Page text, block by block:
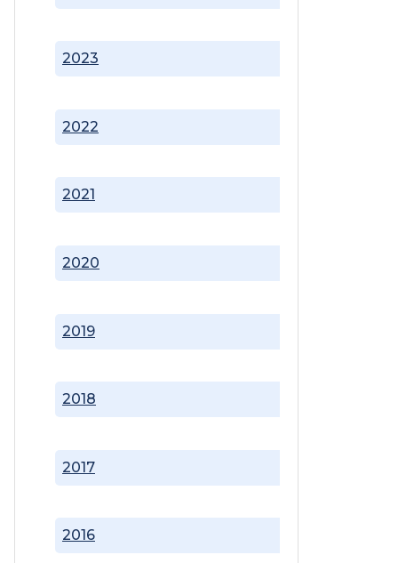
2016
2017
2018
2019
2020
2021
2022
2023